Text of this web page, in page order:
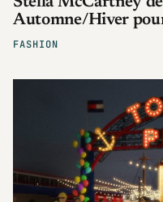
FASHION
Automne/Hiver